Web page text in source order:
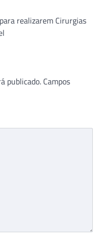
realizarem Cirurgias
publicado. Campos